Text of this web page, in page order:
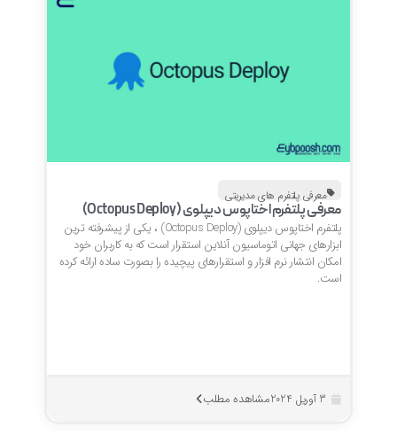
معرفی پلتفرم های مدیریتی
معرفی پلتفرم اختاپوس دیپلوی (Octopus Deploy)
پلتفرم اختاپوس دیپلوی (Octopus Deploy) ، یکی از پیشرفته ترین
ابزارهای جهانی اتوماسیون آنلاین استقرار است که به کاربران خود
امکان انتشار نرم افزار و استقرارهای پیچیده را بصورت ساده ارائه کرده
مشاهده مطلب